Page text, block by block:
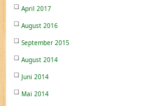
April 2017
August 2016
September 2015
August 2014
Juni 2014
Mai 2014